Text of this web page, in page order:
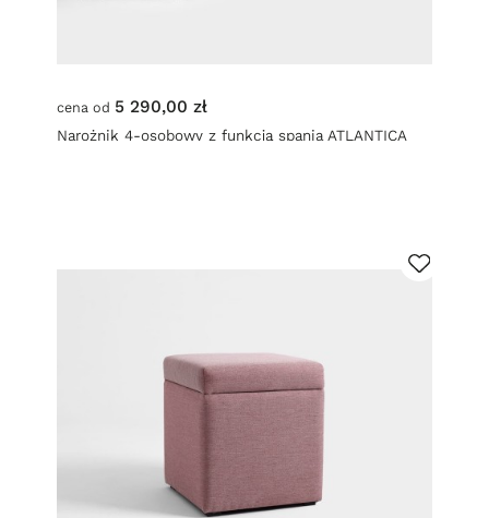
cena od 5 290,00 zł
Narożnik 4-osobowy z funkcją spania ATLANTICA